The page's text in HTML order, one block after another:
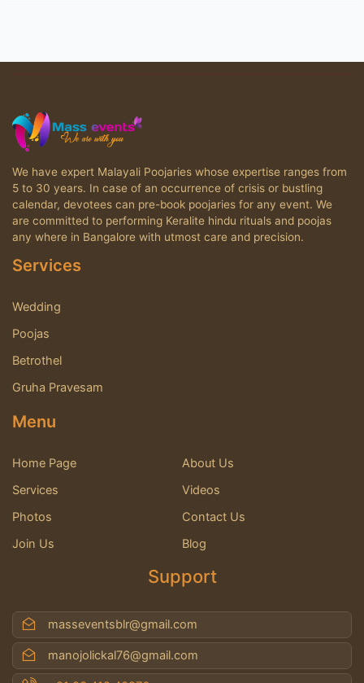
We have expert Malayali Poojaries whose expertise ranges from
5 to 30 years. In case of an occurrence of crisis or bustling
calendar, devotees can pre-book poojaries for any event. We
are committed to performing Keralite hindu rituals and poojas
any where in Bangalore with utmost care and precision.
Services
Wedding
Poojas
Betrothel
Gruha Pravesam
Menu
Home Page
About Us
Services
Videos
Photos
Contact Us
Join Us
Blog
Support
masseventsblr@gmail.com
manojolickal76@gmail.com